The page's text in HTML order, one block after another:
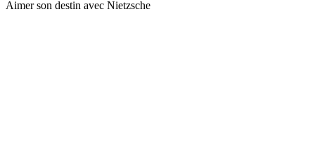
Aimer son destin avec Nietzsche